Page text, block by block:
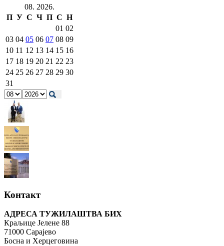
08. 2026.
П У С Ч П С Н
01 02
03 04 05 06 07 08 09
10 11 12 13 14 15 16
17 18 19 20 21 22 23
24 25 26 27 28 29 30
31
Контакт
АДРЕСА ТУЖИЛАШТВА БИХ
Краљице Јелене 88
71000 Сарајево
Босна и Херцеговина